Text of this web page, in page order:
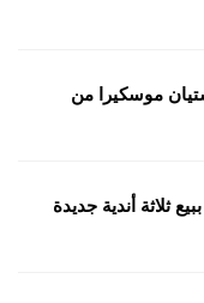
موسكيرا من
ثلاثة أندية جديدة